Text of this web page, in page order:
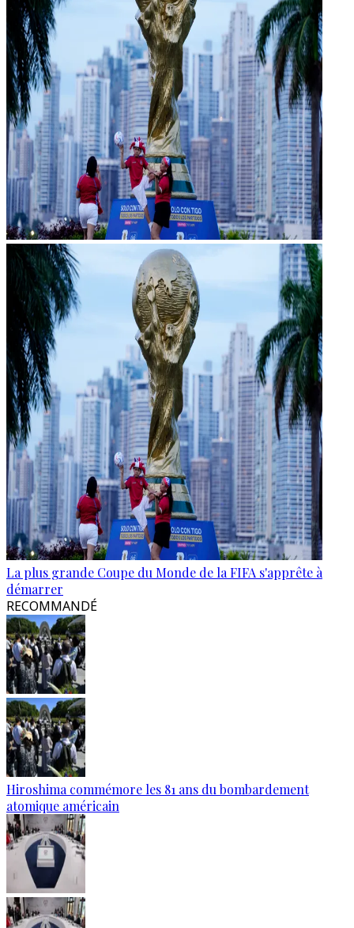
La plus grande Coupe du Monde de la FIFA s'apprête à
démarrer
RECOMMANDÉ
Hiroshima commémore les 81 ans du bombardement
atomique américain